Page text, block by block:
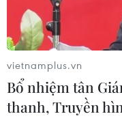
06/08/2026 04:23
Alphabet cải tổ
giữa cuộc đua AGI
06/08/2026 04:22
vietnamplus.vn
Bổ nhiệm tân
thanh, Truyền